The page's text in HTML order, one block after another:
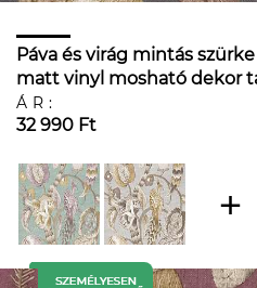
Páva és virág mintás
matt vinyl mosható dekor
ÁR:
32 990 Ft